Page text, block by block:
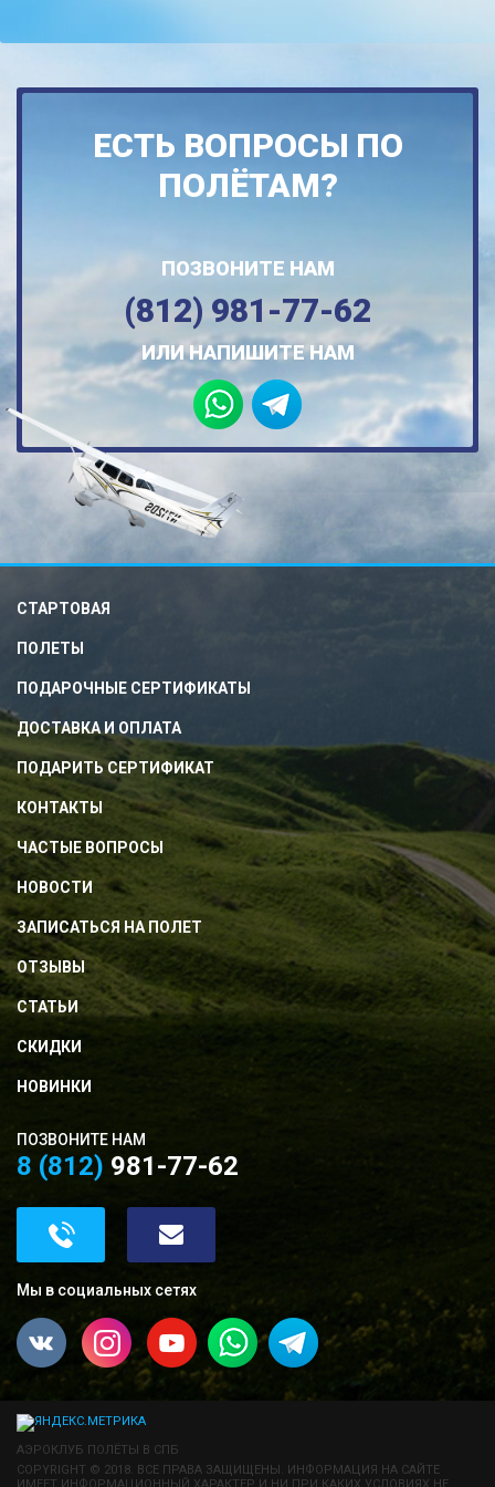
ЕСТЬ ВОПРОСЫ ПО
ПОЛЁТАМ?
ПОЗВОНИТЕ НАМ
(812) 981-77-62
ИЛИ НАПИШИТЕ НАМ
СТАРТОВАЯ
ПОЛЕТЫ
ПОДАРОЧНЫЕ СЕРТИФИКАТЫ
ДОСТАВКА И ОПЛАТА
ПОДАРИТЬ СЕРТИФИКАТ
КОНТАКТЫ
ЧАСТЫЕ ВОПРОСЫ
НОВОСТИ
ЗАПИСАТЬСЯ НА ПОЛЕТ
ОТЗЫВЫ
СТАТЬИ
СКИДКИ
НОВИНКИ
ПОЗВОНИТЕ НАМ
8 (812) 981-77-62
Мы в социальных сетях
АЭРОКЛУБ ПОЛЁТЫ В СПБ
COPYRIGHT © 2018. ВСЕ ПРАВА ЗАЩИЩЕНЫ. ИНФОРМАЦИЯ НА САЙТЕ